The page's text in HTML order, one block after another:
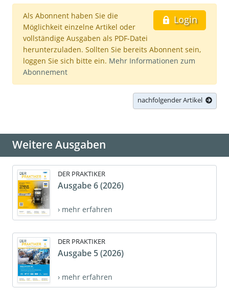
Login
Als Abonnent haben Sie die
Möglichkeit einzelne Artikel oder
vollständige Ausgaben als PDF-Datei
herunterzuladen. Sollten Sie bereits Abonnent sein,
loggen Sie sich bitte ein. Mehr Informationen zum
Abonnement
nachfolgender Artikel
Weitere Ausgaben
DER PRAKTIKER
Ausgabe 6 (2026)
› mehr erfahren
DER PRAKTIKER
Ausgabe 5 (2026)
› mehr erfahren